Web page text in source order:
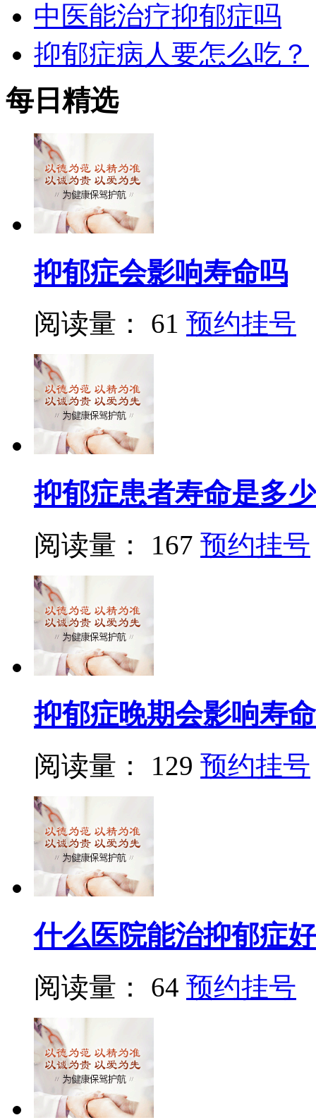
中医能治疗抑郁症吗
抑郁症病人要怎么吃？
每日精选
抑郁症会影响寿命吗
阅读量： 61 预约挂号
抑郁症患者寿命是多少
阅读量： 167 预约挂号
抑郁症晚期会影响寿
阅读量： 129 预约挂号
什么医院能治抑郁症
阅读量： 64 预约挂号